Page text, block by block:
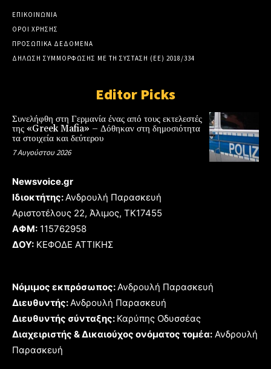
ΕΠΙΚΟΙΝΩΝΙΑ
ΟΡΟΙ ΧΡΗΣΗΣ
ΠΡΟΣΩΠΙΚΑ ΔΕΔΟΜΕΝΑ
ΔΗΛΩΣΗ ΣΥΜΜΟΡΦΩΣΗΣ ΜΕ ΤΗ ΣΥΣΤΑΣΗ (ΕΕ) 2018/334
Editor Picks
Συνελήφθη στη Γερμανία ένας από τους εκτελεστές
της «Greek Mafia» – Δόθηκαν στη δημοσιότητα
τα στοιχεία και δεύτερου
7 Αυγούστου 2026
Newsvoice.gr
Ιδιοκτήτης: Ανδρουλή Παρασκευή
Αριστοτέλους 22, Άλιμος, TK17455
ΑΦΜ: 115762958
ΔΟΥ: ΚΕΦΟΔΕ ΑΤΤΙΚΗΣ
Νόμιμος εκπρόσωπος: Ανδρουλή Παρασκευή
Διευθυντής: Ανδρουλή Παρασκευή
Διευθυντής σύνταξης: Καρύπης Οδυσσέας
Διαχειριστής & Δικαιούχος ονόματος τομέα: Ανδρουλή
Παρασκευή